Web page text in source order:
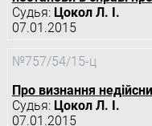
Судья: Цокол Л. І.
07.01.2015
№757/54/15-ц
Про визнання
Судья: Цокол Л. І.
07.01.2015